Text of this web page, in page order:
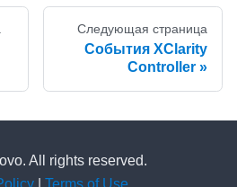
Следующая страница
События XClarity
Controller
All rights reserved.